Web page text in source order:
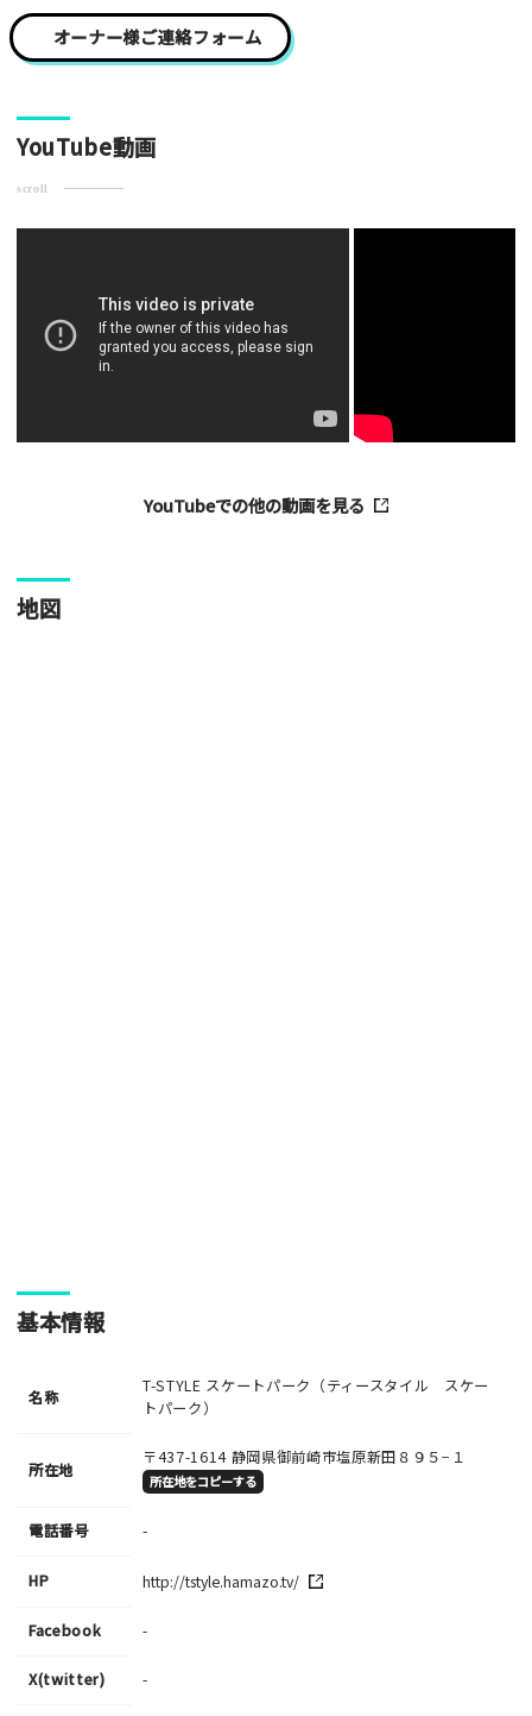
写真
[text photo3alt placeholder "写真の解説※任意]
・人物の顔が写っている場合はモザイク処理を行います。
・画像の規定サイズは横幅640px以上となります。
オーナー様ご連絡フォーム
YouTube動画
scroll
YouTubeでの他の動画を見る
地図
基本情報
名称
T-STYLE スケートパーク（ティースタイル スケー
トパーク）
所在地
〒437-1614 静岡県御前崎市塩原新田８９５−１
所在地をコピーする
電話番号 -
HP http://tstyle.hamazo.tv/
Facebook -
X(twitter) -